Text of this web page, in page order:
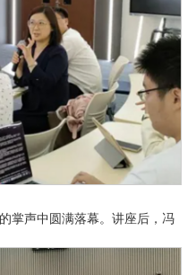
掌声中圆满落幕。讲座后，冯